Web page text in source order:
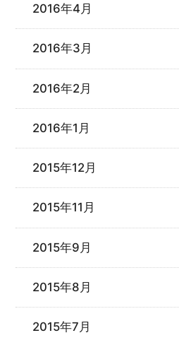
2016年4月
2016年3月
2016年2月
2016年1月
2015年12月
2015年11月
2015年9月
2015年8月
2015年7月